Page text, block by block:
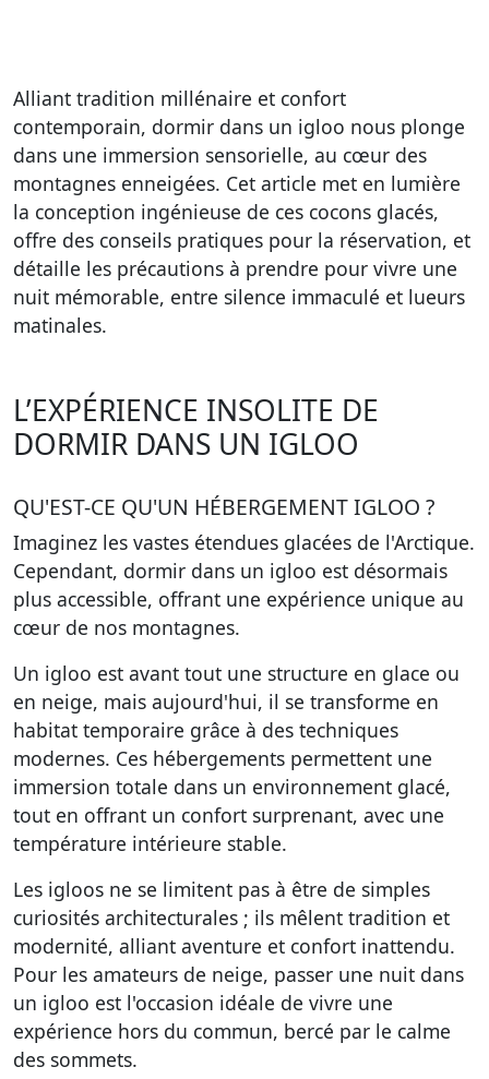
Alliant tradition millénaire et confort
contemporain, dormir dans un igloo nous plonge
dans une immersion sensorielle, au cœur des
montagnes enneigées. Cet article met en lumière
la conception ingénieuse de ces cocons glacés,
offre des conseils pratiques pour la réservation, et
détaille les précautions à prendre pour vivre une
nuit mémorable, entre silence immaculé et lueurs
matinales.
L’EXPÉRIENCE INSOLITE DE
DORMIR DANS UN IGLOO
QU'EST-CE QU'UN HÉBERGEMENT IGLOO ?
Imaginez les vastes étendues glacées de l'Arctique.
Cependant, dormir dans un igloo est désormais
plus accessible, offrant une expérience unique au
cœur de nos montagnes.
Un igloo est avant tout une structure en glace ou
en neige, mais aujourd'hui, il se transforme en
habitat temporaire grâce à des techniques
modernes. Ces hébergements permettent une
immersion totale dans un environnement glacé,
tout en offrant un confort surprenant, avec une
température intérieure stable.
Les igloos ne se limitent pas à être de simples
curiosités architecturales ; ils mêlent tradition et
modernité, alliant aventure et confort inattendu.
Pour les amateurs de neige, passer une nuit dans
un igloo est l'occasion idéale de vivre une
expérience hors du commun, bercé par le calme
des sommets.